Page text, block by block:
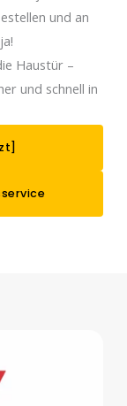
und an
Haustür –
und schnell in